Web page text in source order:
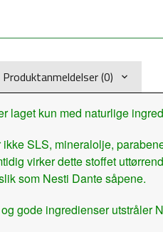
Produktanmeldelser (0)
laget kun med naturlige
SLS, mineralolje,
virker dette stoffet
som Nesti Dante såpene.
gode ingredienser utstråler